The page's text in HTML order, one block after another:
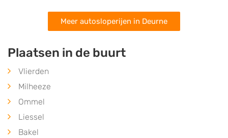
Meer autosloperijen in Deurne
Plaatsen in de buurt
Vlierden
Milheeze
Ommel
Liessel
Bakel